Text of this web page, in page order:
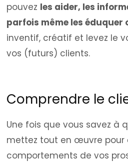
pouvez les aider, les
parfois même les éduquer
inventif, créatif et levez le
vos (futurs) clients.
Comprendre le
Une fois que vous savez à
mettez tout en œuvre pour
comportements de vos